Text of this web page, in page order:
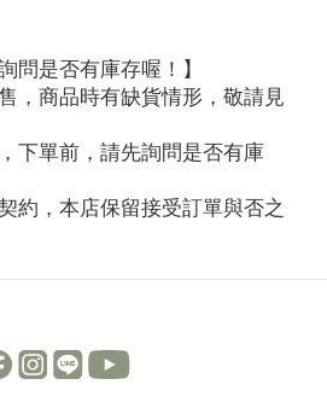
問是否有庫存喔！】
，商品時有缺貨情形，敬請見
下單前，請先詢問是否有庫
約，本店保留接受訂單與否之